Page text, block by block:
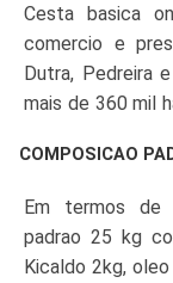
Cesta basica
comercio e
Dutra, Pedreira
mais de 360 mil
regular, NFe
com
COMPOSICAO
Em termos de
padrao 25 kg
Kicaldo 2kg,